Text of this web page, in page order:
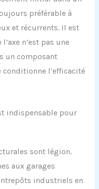
préférable à
et récurrents. Il est
n’est pas une
un composant
l’efficacité
indispensable pour
sont légion.
aux garages
industriels en